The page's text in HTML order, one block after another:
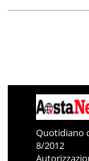
Quotidiano
8/2012